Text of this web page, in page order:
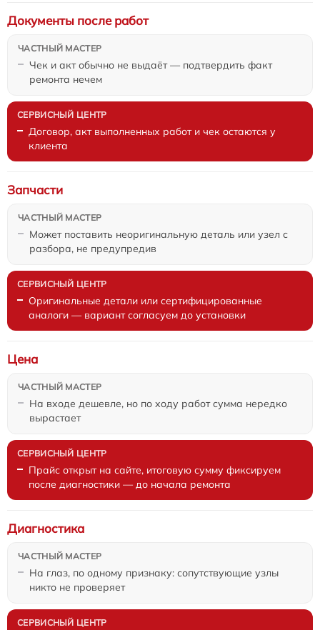
Чек и акт обычно не выдаёт — подтвердить факт
ремонта нечем
Документы после работ
Договор, акт выполненных работ и чек остаются у
клиента
Может поставить неоригинальную деталь или узел с
разбора, не предупредив
Запчасти
Оригинальные детали или сертифицированные
аналоги — вариант согласуем до установки
На входе дешевле, но по ходу работ сумма нередко
вырастает
Цена
Прайс открыт на сайте, итоговую сумму фиксируем
после диагностики — до начала ремонта
На глаз, по одному признаку: сопутствующие узлы
никто не проверяет
Диагностика